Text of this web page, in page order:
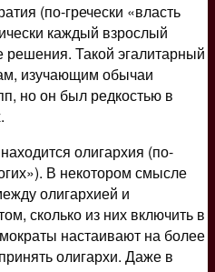
(по-гречески «власть
каждый взрослый
решения. Такой эгалитарный
изучающим обычаи
но он был редкостью в
олигархия (по-
В некотором смысле
олигархией и
сколько из них включить в
настаивают на более
олигархи. Даже в